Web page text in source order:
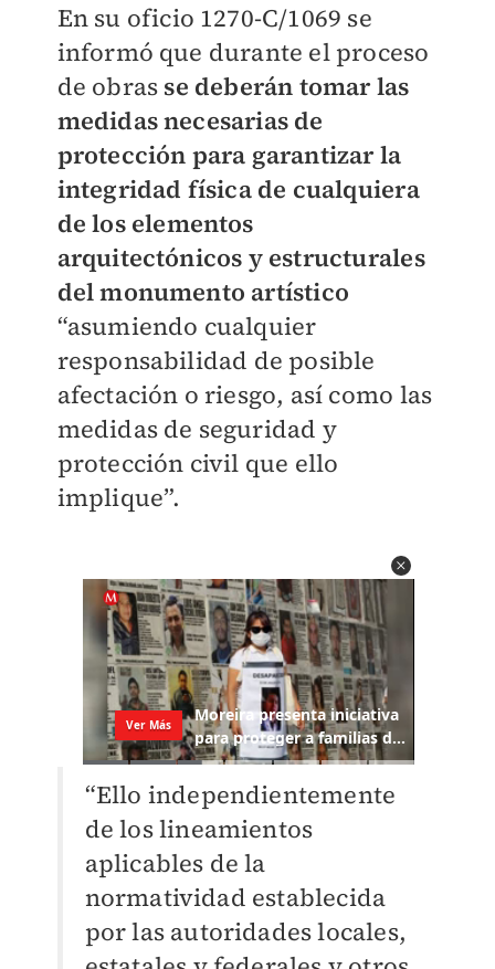
En su oficio 1270-C/1069 se
informó que durante el proceso
de obras se deberán tomar las
medidas necesarias de
protección para garantizar la
integridad física de cualquiera
de los elementos
arquitectónicos y estructurales
del monumento artístico
“asumiendo cualquier
responsabilidad de posible
afectación o riesgo, así como las
medidas de seguridad y
protección civil que ello
implique”.
“Ello independientemente
de los lineamientos
aplicables de la
normatividad establecida
por las autoridades locales,